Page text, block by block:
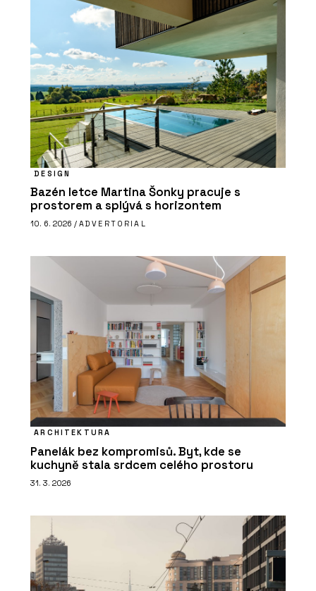
DESIGN
Bazén letce Martina Šonky pracuje s
prostorem a splývá s horizontem
10. 6. 2026 / ADVERTORIAL
ARCHITEKTURA
Panelák bez kompromisů. Byt, kde se
kuchyně stala srdcem celého prostoru
31. 3. 2026